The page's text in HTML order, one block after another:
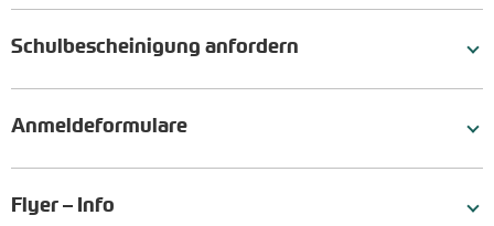
Schulbescheinigung anfordern
Anmeldeformulare
Flyer – Info